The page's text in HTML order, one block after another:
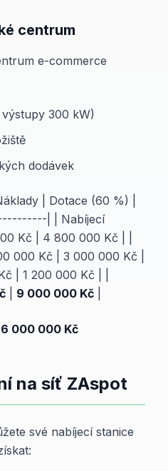
centrum
e-commerce
300 kW)
dodávek
| Dotace (60 %) |
| | Nabíjecí
Kč | 4 800 000 Kč | |
000 Kč | 3 000 000 Kč |
| 1 200 000 Kč | |
9 000 000 Kč
000 000 Kč
na síť ZAspot
své nabíjecí stanice